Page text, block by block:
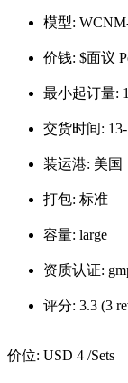
模型:
价钱: $面议
最小起订量:
交货时间:
装运港: 美国
打包: 标准
容量: large
资质认证:
评分: 3.3 (3
价位: USD 4 /Sets